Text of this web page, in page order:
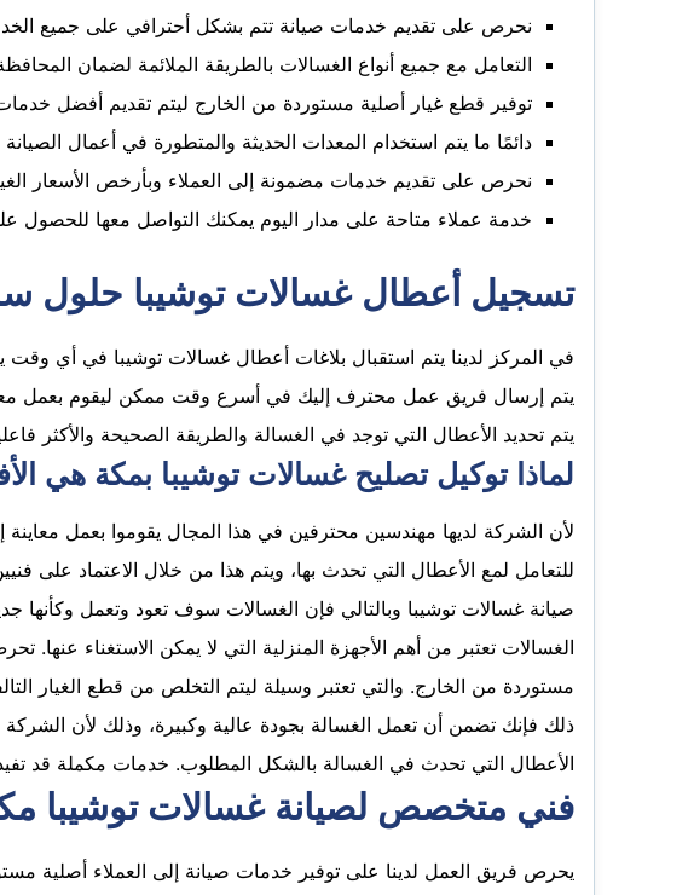
نحرص على تقديم خدمات صيانة تتم بشكل أحترافي على جميع
التعامل مع جميع أنواع الغسالات بالطريقة الملائمة لضمان
توفير قطع غيار أصلية مستوردة من الخارج ليتم تقديم أفضل
دائمًا ما يتم استخدام المعدات الحديثة والمتطورة في أعمال الصيانة
نحرص على تقديم خدمات مضمونة إلى العملاء وبأرخص الأسعار
خدمة عملاء متاحة على مدار اليوم يمكنك التواصل معها
تسجيل أعطال غسالات توشيبا حلول
في المركز لدينا يتم استقبال بلاغات أعطال غسالات توشيبا في أي
يتم إرسال فريق عمل محترف إليك في أسرع وقت ممكن ليقوم بعمل
يتم تحديد الأعطال التي توجد في الغسالة والطريقة الصحيحة والأكثر
لماذا توكيل تصليح غسالات توشيبا بمكة هي
لأن الشركة لديها مهندسين محترفين في هذا المجال يقوموا بعمل معاينة
للتعامل لمع الأعطال التي تحدث بها، ويتم هذا من خلال الاعتماد على
صيانة غسالات توشيبا وبالتالي فإن الغسالات سوف تعود وتعمل وكأنها
الغسالات تعتبر من أهم الأجهزة المنزلية التي لا يمكن الاستغناء
مستوردة من الخارج. والتي تعتبر وسيلة ليتم التخلص من قطع الغيار
ذلك فإنك تضمن أن تعمل الغسالة بجودة عالية وكبيرة، وذلك لأن
الأعطال التي تحدث في الغسالة بالشكل المطلوب. خدمات مكملة قد
فني متخصص لصيانة غسالات توشيبا
يحرص فريق العمل لدينا على توفير خدمات صيانة إلى العملاء أصلية